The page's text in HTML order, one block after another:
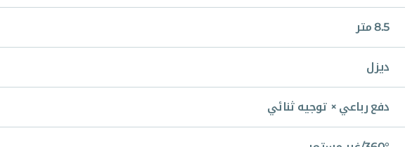
8.5 متر
ديزل
دفع رباعي × توجيه ثنائي